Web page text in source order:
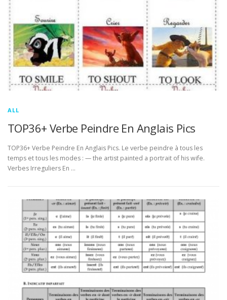
ALL
TOP36+ Verbe Peindre En Anglais Pics
TOP36+ Verbe Peindre En Anglais Pics. Le verbe peindre à tous les
temps et tous les modes : — the artist painted a portrait of his wife.
Verbes Irreguliers En …